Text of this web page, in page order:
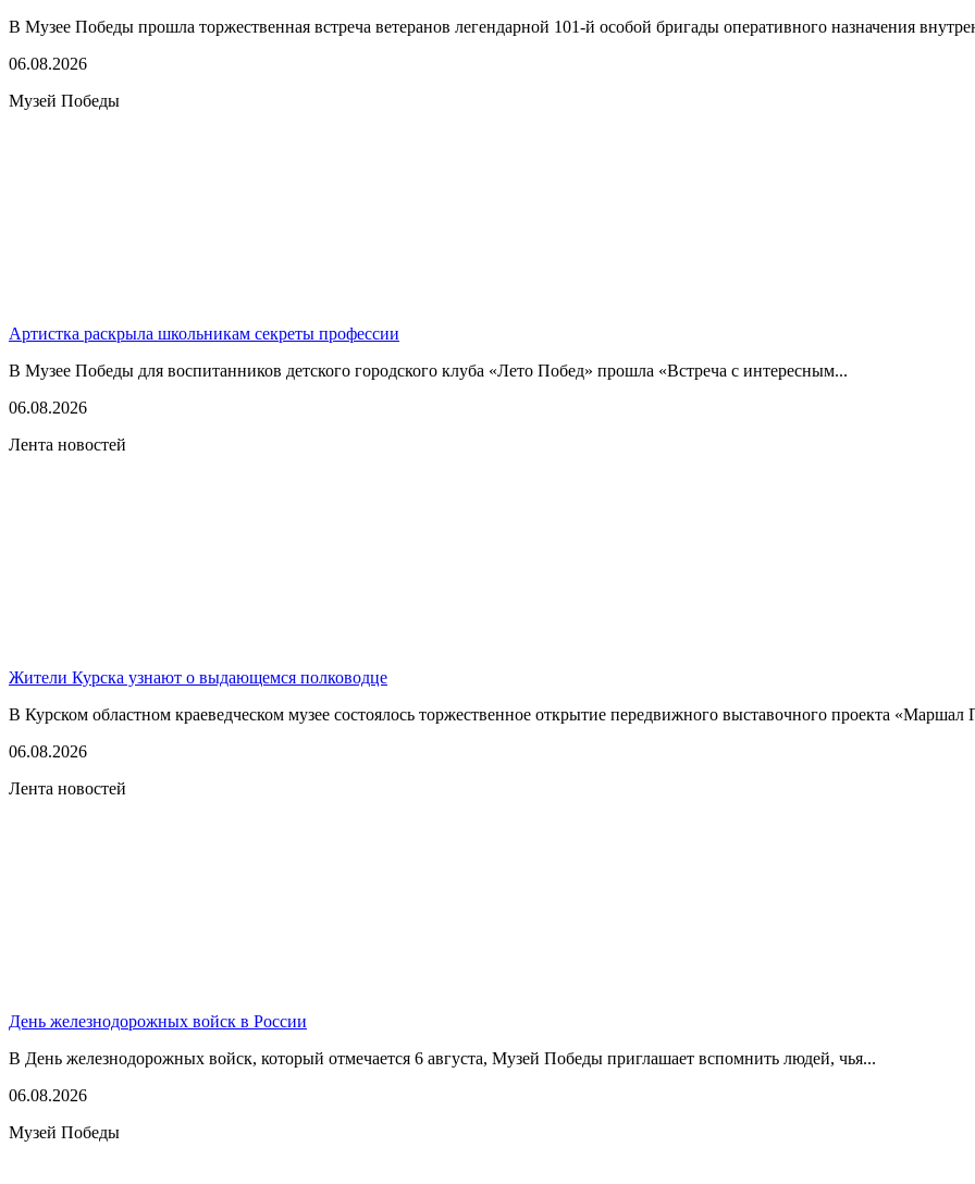
В Музее Победы прошла торжественная встреча ветеранов легендарной 101-й особой бригады оперативного назначения
06.08.2026
Музей Победы
Артистка раскрыла школьникам секреты профессии
В Музее Победы для воспитанников детского городского клуба «Лето Побед» прошла «Встреча с интересным...
06.08.2026
Лента новостей
Жители Курска узнают о выдающемся полководце
В Курском областном краеведческом музее состоялось торжественное открытие передвижного выставочного проекта «Маршал
06.08.2026
Лента новостей
День железнодорожных войск в России
В День железнодорожных войск, который отмечается 6 августа, Музей Победы приглашает вспомнить людей, чья...
06.08.2026
Музей Победы